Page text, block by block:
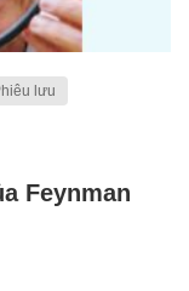
lưu
Feynman